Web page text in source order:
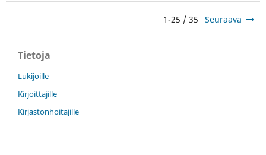
1-25 / 35 Seuraava
Tietoja
Lukijoille
Kirjoittajille
Kirjastonhoitajille